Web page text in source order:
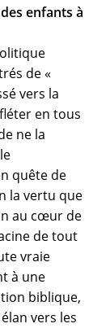
enfants à
de «
vers la
en tous
ne la
quête de
la vertu que
au cœur de
de tout
vraie
à une
biblique,
vers les